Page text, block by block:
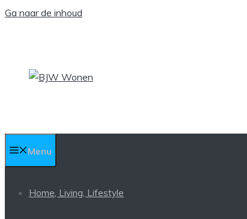
Ga naar de inhoud
Menu
Home, Living, Lifestyle